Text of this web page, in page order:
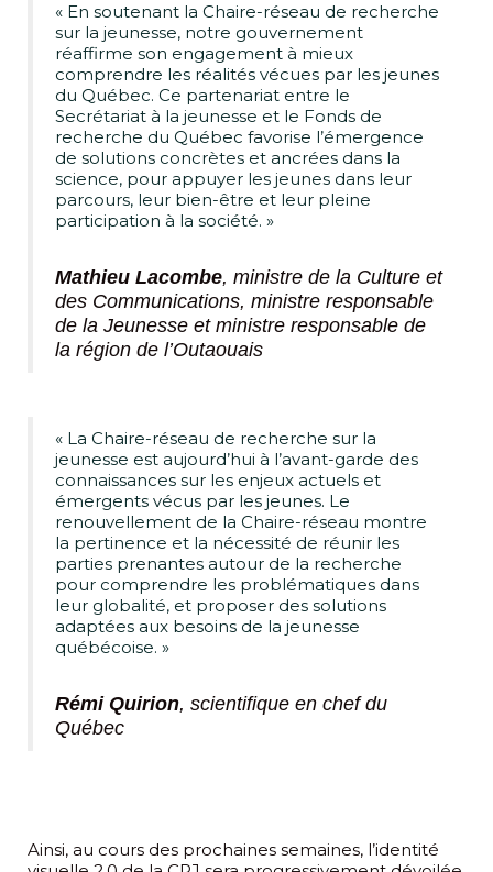
« En soutenant la Chaire-réseau de recherche
sur la jeunesse, notre gouvernement
réaffirme son engagement à mieux
comprendre les réalités vécues par les jeunes
du Québec. Ce partenariat entre le
Secrétariat à la jeunesse et le Fonds de
recherche du Québec favorise l’émergence
de solutions concrètes et ancrées dans la
science, pour appuyer les jeunes dans leur
parcours, leur bien-être et leur pleine
participation à la société. »
Mathieu Lacombe, ministre de la Culture et
des Communications, ministre responsable
de la Jeunesse et ministre responsable de
la région de l’Outaouais
« La Chaire-réseau de recherche sur la
jeunesse est aujourd’hui à l’avant-garde des
connaissances sur les enjeux actuels et
émergents vécus par les jeunes. Le
renouvellement de la Chaire-réseau montre
la pertinence et la nécessité de réunir les
parties prenantes autour de la recherche
pour comprendre les problématiques dans
leur globalité, et proposer des solutions
adaptées aux besoins de la jeunesse
québécoise. »
Rémi Quirion, scientifique en chef du
Québec
Ainsi, au cours des prochaines semaines, l’identité